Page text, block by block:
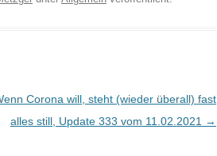
Corona will, steht (wieder überall) fast
alles still, Update 333 vom 11.02.2021 →